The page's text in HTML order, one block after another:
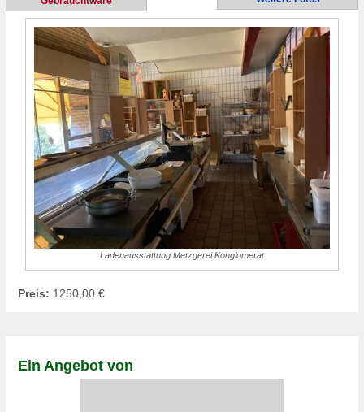
Ladenausstattung Metzgerei Konglomerat
Preis: 1250,00 €
Ein Angebot von